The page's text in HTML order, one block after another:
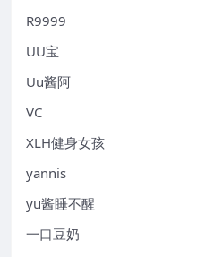
R9999
UU宝
Uu酱阿
VC
XLH健身女孩
yannis
yu酱睡不醒
一口豆奶